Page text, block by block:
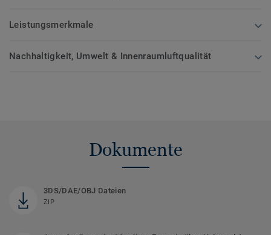
Leistungsmerkmale
Nachhaltigkeit, Umwelt & Innenraumluftqualität
Dokumente
3DS/DAE/OBJ Dateien
ZIP